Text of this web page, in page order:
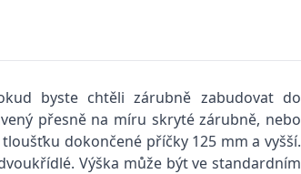
byste chtěli zárubně zabudovat do
přesně na míru skryté zárubně, nebo
dokončené příčky 125 mm a vyšší.
Výška může být ve standardním